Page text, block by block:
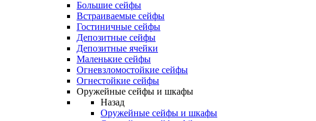
Большие сейфы
Встраиваемые сейфы
Гостиничные сейфы
Депозитные сейфы
Депозитные ячейки
Маленькие сейфы
Огневзломостойкие сейфы
Огнестойкие сейфы
Оружейные сейфы и шкафы
Назад
Оружейные сейфы и шкафы